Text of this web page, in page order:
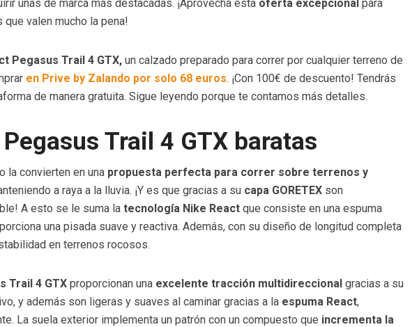
unas de marca más destacadas. ¡Aprovecha esta oferta excepcional para
valen mucho la pena!
Pegasus Trail 4 GTX, un calzado preparado para correr por cualquier terreno de
en Prive by Zalando por solo 68 euros. ¡Con 100€ de descuento! Tendrás
de manera gratuita. Sigue leyendo porque te contamos más detalles.
Trail 4 GTX baratas
la convierten en una propuesta perfecta para correr sobre terrenos y
a raya a la lluvia. ¡Y es que gracias a su capa GORETEX son
A esto se le suma la tecnología Nike React que consiste en una espuma
una pisada suave y reactiva. Además, con su diseño de longitud completa
en terrenos rocosos.
Trail 4 GTX proporcionan una excelente tracción multidireccional gracias a su
y además son ligeras y suaves al caminar gracias a la espuma React,
La suela exterior implementa un patrón con un compuesto que incrementa la